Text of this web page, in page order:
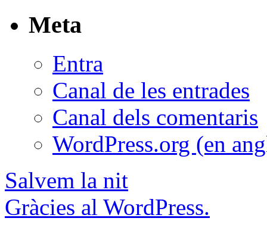
Meta
Entra
Canal de les entrades
Canal dels comentaris
WordPress.org (en
Salvem la nit
Gràcies al WordPress.